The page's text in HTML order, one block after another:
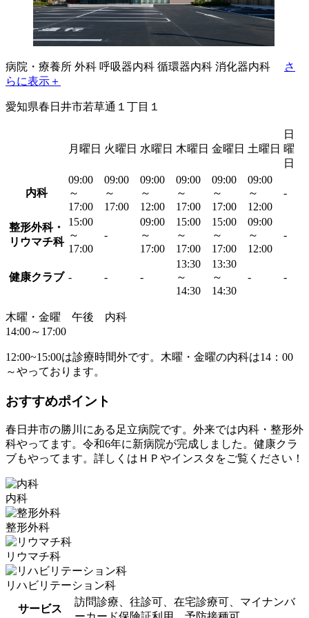
病院・療養所 外科 呼吸器内科 循環器内科 消化器内科
さ
らに表示＋
愛知県春日井市若草通１丁目１
月曜日 火曜日 水曜日 木曜日 金曜日 土曜日
日
曜
日
内科
09:00
～
17:00
09:00
～
17:00
09:00
～
12:00
09:00
～
17:00
09:00
～
17:00
09:00
～
12:00
-
整形外科・
リウマチ科
15:00
～
17:00
-
09:00
～
17:00
15:00
～
17:00
15:00
～
17:00
09:00
～
12:00
-
健康クラブ - - -
13:30
～
14:30
13:30
～
14:30
- -
木曜・金曜 午後 内科
14:00～17:00
12:00~15:00は診療時間外です。木曜・金曜の内科は14：00
～やっております。
おすすめポイント
春日井市の勝川にある足立病院です。外来では内科・整形外
科やってます。令和6年に新病院が完成しました。健康クラ
ブもやってます。詳しくはＨＰやインスタをご覧ください！
内科
整形外科
リウマチ科
リハビリテーション科
サービス
訪問診療、往診可、在宅診療可、マイナンバ